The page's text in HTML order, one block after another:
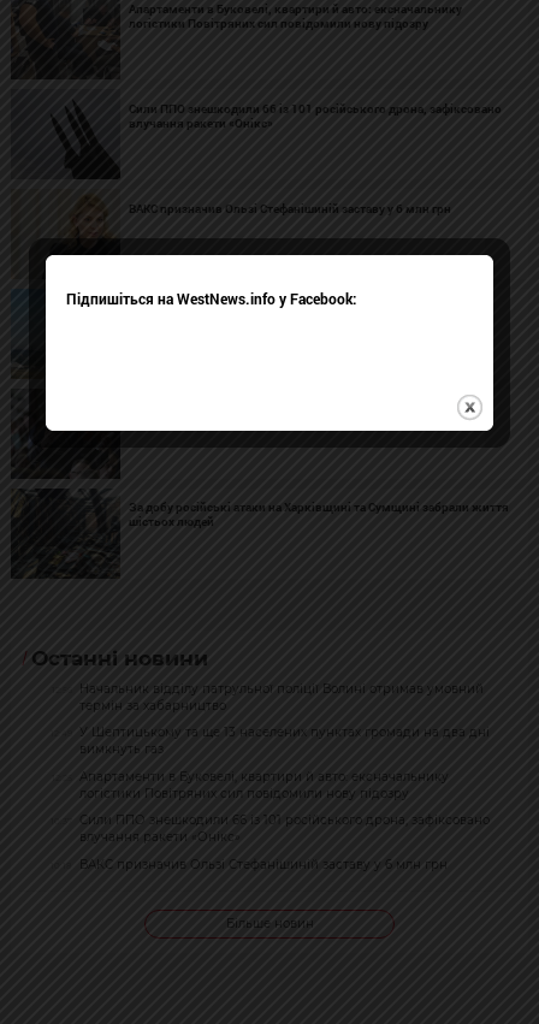
Апартаменти в Буковелі, квартири й авто: ексначальнику
логістики Повітряних сил повідомили нову підозру
Сили ППО знешкодили 66 із 101 російського дрона, зафіксовано
влучання ракети «Онікс»
ВАКС призначив Ользі Стефанішиній заставу у 6 млн грн
Дрони вкотре атакували один із найбільших нафтопереробних
«Укрзалізниця» припинила щомісячні виплати мобілізованим
За добу російські атаки на Харківщині та Сумщині забрали життя
шістьох людей
Останні новини
Начальник відділу патрульної поліції Волині отримав умовний
термін за хабарництво
У Шептицькому та ще 13 населених пунктах громади на два дні
вимкнуть газ
Апартаменти в Буковелі, квартири й авто: ексначальнику
логістики Повітряних сил повідомили нову підозру
Сили ППО знешкодили 66 із 101 російського дрона, зафіксовано
влучання ракети «Онікс»
ВАКС призначив Ользі Стефанішиній заставу у 6 млн грн
Більше новин
Підпишіться на WestNews.info у Facebook: